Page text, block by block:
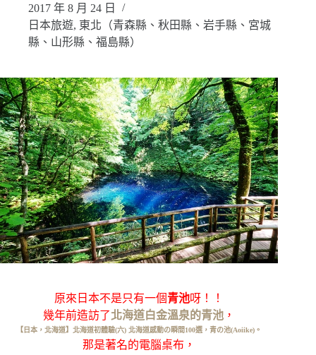
2017 年 8 月 24 日
日本旅遊, 東北（青森縣、秋田縣、岩手縣、宮城
縣、山形縣、福島縣）
原來日本不是只有一個青池呀！！
幾年前造訪了北海道白金溫泉的青池 ，
【日本，北海道】北海道初體驗(六) 北海道感動の瞬間100選，青の池(Aoiike)。
那是著名的電腦桌布，